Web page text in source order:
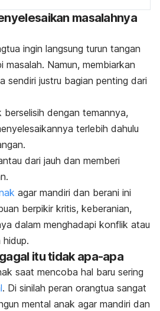
masalahnya
ingin langsung turun tangan
masalah. Namun, membiarkan
sendiri justru bagian penting dari
dengan temannya,
terlebih dahulu
dari jauh dan memberi
agar mandiri dan berani ini
berpikir kritis, keberanian,
dalam menghadapi konflik atau
itu tidak apa-apa
saat mencoba hal baru sering
. Di sinilah peran orangtua sangat
mental anak agar mandiri dan